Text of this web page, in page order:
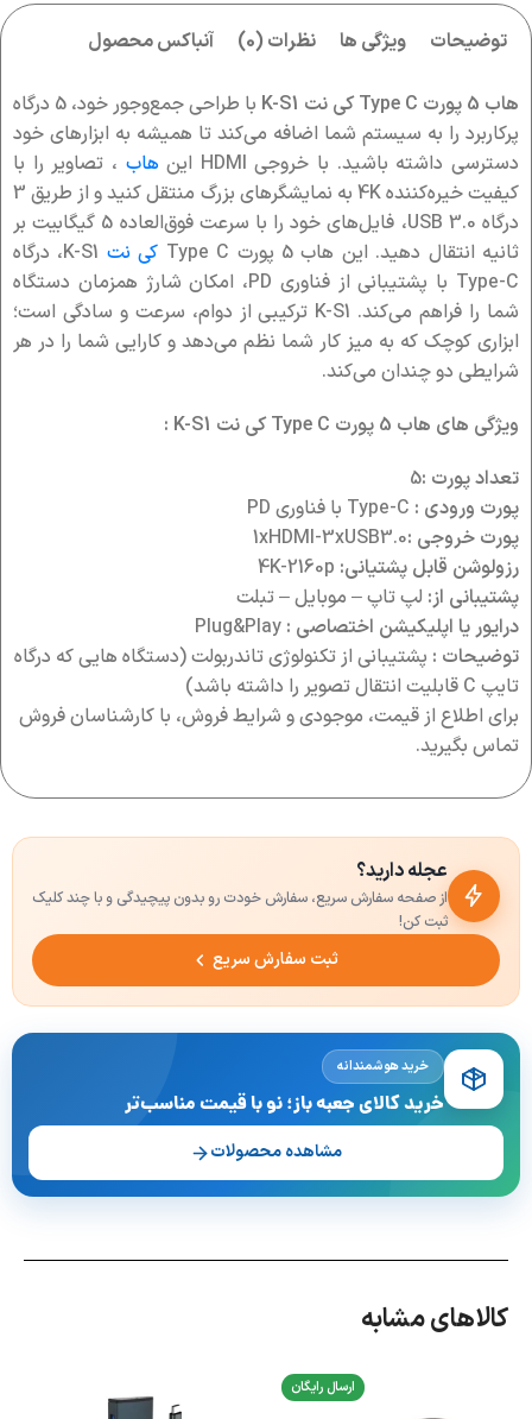
توضیحات ویژگی ها نظرات (0) آنباکس محصول
هاب 5 پورت Type C کی نت K-S1
با طراحی جمع‌وجور خود، 5 درگاه
پرکاربرد را به سیستم شما اضافه می‌کند تا همیشه به ابزارهای خود
دسترسی داشته باشید. با خروجی HDMI این
هاب ، تصاویر را با
کیفیت خیره‌کننده 4K به نمایشگرهای بزرگ منتقل کنید و از طریق 3
درگاه USB 3.0، فایل‌های خود را با سرعت فوق‌العاده 5 گیگابیت بر
ثانیه انتقال دهید. این هاب 5 پورت Type C
کی نت
K-S1، درگاه
Type-C با پشتیبانی از فناوری PD، امکان شارژ همزمان دستگاه
شما را فراهم می‌کند. K-S1 ترکیبی از دوام، سرعت و سادگی است؛
ابزاری کوچک که به میز کار شما نظم می‌دهد و کارایی شما را در هر
شرایطی دو چندان می‌کند.
ویژگی های هاب 5 پورت Type C کی نت K-S1 :
تعداد پورت :5
پورت ورودی :
پورت خروجی :1xHDMI-3xUSB3.0
رزولوشن قابل پشتیانی:
پشتیبانی از: لپ تاپ – موبایل – تبلت
درایور یا اپلیکیشن اختصاصی :
توضیحات : پشتیبانی از تکنولوژی تاندربولت (دستگاه هایی که درگاه
تایپ C قابلیت انتقال تصویر را داشته باشد)
برای اطلاع از قیمت، موجودی و شرایط فروش، با کارشناسان فروش
تماس بگیرید.
عجله دارید؟
از صفحه سفارش سریع، سفارش خودت رو بدون پیچیدگی و با چند کلیک
ثبت کن!
ثبت سفارش سریع
خرید هوشمندانه
خرید کالای جعبه باز؛ نو با قیمت مناسب‌تر
مشاهده محصولات
کالاهای مشابه
ارسال رایگان